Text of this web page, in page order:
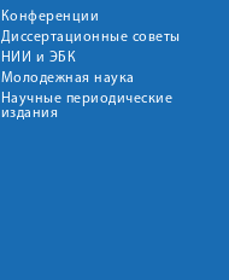
Конференции
Диссертационные советы
НИИ и ЭБК
Молодежная наука
Научные периодические
издания